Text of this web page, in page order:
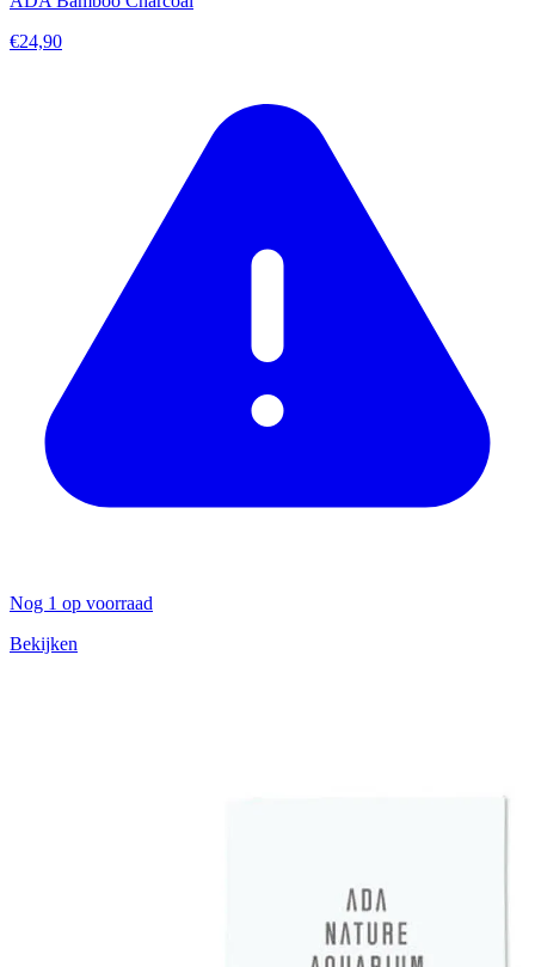
€24,90
Nog 1 op voorraad
Bekijken